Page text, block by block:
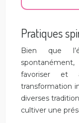
Pratiques
Bien que
favoriser et
transformation
diverses
cultiver une